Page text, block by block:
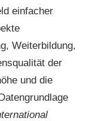
einfacher
Weiterbildung,
der
und die